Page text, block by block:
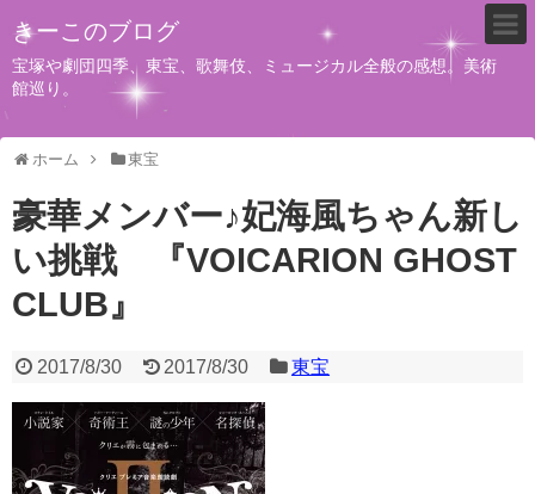
きーこのブログ
宝塚や劇団四季、東宝、歌舞伎、ミュージカル全般の感想。美術
館巡り。
ホーム 東宝
豪華メンバー♪妃海風ちゃん新し
い挑戦 『VOICARION GHOST
CLUB』
2017/8/30 2017/8/30 東宝